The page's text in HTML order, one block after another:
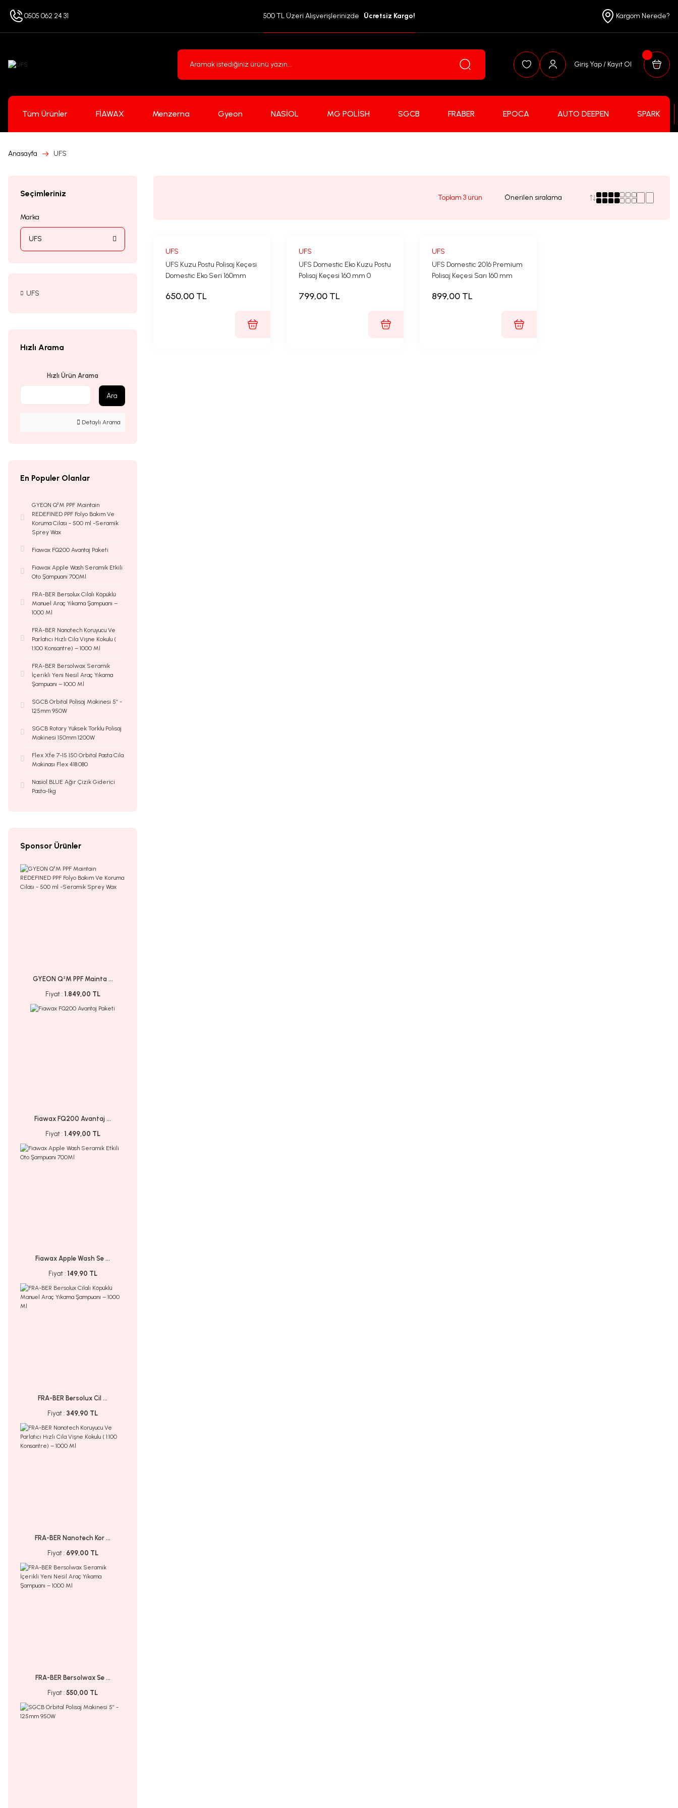
0505 062 24 31 500 TL Üzeri Alışverişlerinizde Ücretsiz Kargo! Kargom Nerede?
Giriş Yap / Kayıt Ol
Tüm Ürünler FİAWAX Menzerna Gyeon NASİOL MG POLİSH SGCB FRABER EPOCA AUTO DEEPEN SPARK
Anasayfa UFS
Seçimleriniz
Marka
UFS
UFS
Hızlı Arama
Hızlı Ürün Arama
Ara
Detaylı Arama
En Populer Olanlar
GYEON Q²M PPF Maintain
REDEFINED PPF Folyo Bakım Ve
Koruma Cilası - 500 ml -Seramik
Sprey Wax
Fiawax FQ200 Avantaj Paketi
Fiawax Apple Wash Seramik Etkili
Oto Şampuanı 700Ml
FRA-BER Bersolux Cilalı Köpüklü
Manuel Araç Yıkama Şampuanı –
1000 Ml
FRA-BER Nanotech Koruyucu Ve
Parlatıcı Hızlı Cila Vişne Kokulu (
1:100 Konsantre) – 1000 Ml
FRA-BER Bersolwax Seramik
İçerikli Yeni Nesil Araç Yıkama
Şampuanı – 1000 Ml
SGCB Orbital Polisaj Makinesi 5’’ -
125mm 950W
SGCB Rotary Yüksek Torklu Polisaj
Makinesi 150mm 1200W
Flex Xfe 7-15 150 Orbital Pasta Cila
Makinası Flex 418.080
Nasiol BLUE Ağır Çizik Giderici
Pasta-1kg
Sponsor Ürünler
GYEON Q²M PPF Mainta ...
Fiyat : 1.849,00 TL
Fiawax FQ200 Avantaj ...
Fiyat : 1.499,00 TL
Fiawax Apple Wash Se ...
Fiyat : 149,90 TL
FRA-BER Bersolux Cil ...
Fiyat : 349,90 TL
FRA-BER Nanotech Kor ...
Fiyat : 699,00 TL
FRA-BER Bersolwax Se ...
Fiyat : 550,00 TL
Toplam 3 ürün
UFS
UFS Kuzu Postu Polisaj Keçesi
Domestic Eko Seri 160mm
650,00 TL
UFS
UFS Domestic Eko Kuzu Postu
Polisaj Keçesi 160 mm 0
799,00 TL
UFS
UFS Domestic 2016 Premium
Polisaj Keçesi Sarı 160 mm
899,00 TL